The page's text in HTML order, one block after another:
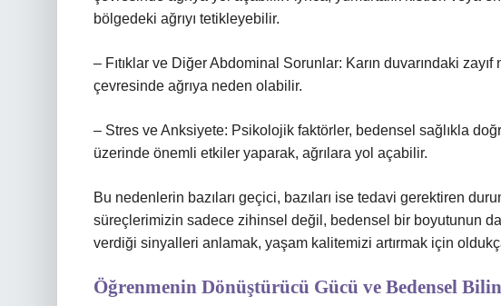
bölgedeki ağrıyı tetikleyebilir.
– Fıtıklar ve Diğer Abdominal Sorunlar: Karın duvarındaki
çevresinde ağrıya neden olabilir.
– Stres ve Anksiyete: Psikolojik faktörler, bedensel sağlıkla
üzerinde önemli etkiler yaparak, ağrılara yol açabilir.
Bu nedenlerin bazıları geçici, bazıları ise tedavi gerektiren
süreçlerimizin sadece zihinsel değil, bedensel bir boyutunun
verdiği sinyalleri anlamak, yaşam kalitemizi artırmak için
Öğrenmenin Dönüştürücü Gücü ve Bedensel